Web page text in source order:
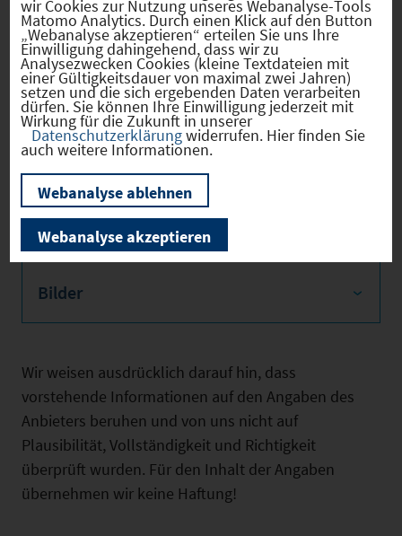
Zentrum des Gebäudes. Die
Aufteilung der Bürofläche
erfolgt nach Wunsch des
Mieters. Die Sanitärbereiche
sind sehr hochwertig mit
Granit und Marmor
ausgeschlagen.
Bilder
Wir weisen ausdrücklich darauf hin, dass
vorstehende Informationen auf den Angaben des
Anbieters beruhen und von uns nicht auf
Plausibilität, Vollständigkeit und Richtigkeit
überprüft wurden. Für den Inhalt der Angaben
übernehmen wir keine Haftung!
wir Cookies zur Nutzung unseres Webanalyse-Tools
Matomo Analytics. Durch einen Klick auf den Button
„Webanalyse akzeptieren“ erteilen Sie uns Ihre
Einwilligung dahingehend, dass wir zu
Analysezwecken Cookies (kleine Textdateien mit
einer Gültigkeitsdauer von maximal zwei Jahren)
setzen und die sich ergebenden Daten verarbeiten
dürfen. Sie können Ihre Einwilligung jederzeit mit
Wirkung für die Zukunft in unserer
Datenschutzerklärungwiderrufen. Hier finden Sie
auch weitere Informationen.
Webanalyse ablehnen
Webanalyse akzeptieren